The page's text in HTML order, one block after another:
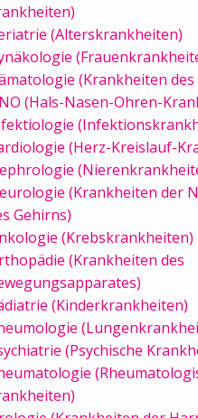
(Alterskrankheiten)
(Krankheiten des
(Hals-Nasen-Ohren-
(Herz-Kreislauf-
(Krankheiten der
Gehirns)
(Krebskrankheiten)
(Krankheiten des
(Kinderkrankheiten)
(Psychische